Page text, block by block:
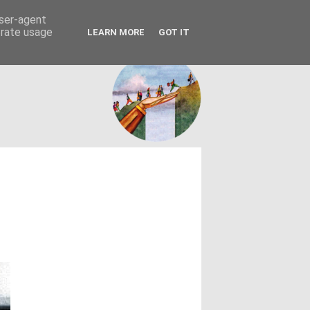
FACEBOOK
θεσμών - κοινωνίας
agent
usage
LEARN MORE GOT IT